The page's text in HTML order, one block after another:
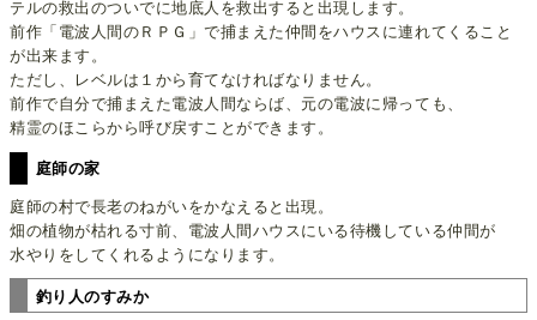
テルの救出のついでに地底人を救出すると出現します。
前作「電波人間のＲＰＧ」で捕まえた仲間をハウスに連れてくること
が出来ます。
ただし、レベルは１から育てなければなりません。
前作で自分で捕まえた電波人間ならば、元の電波に帰っても、
精霊のほこらから呼び戻すことができます。
庭師の家
庭師の村で長老のねがいをかなえると出現。
畑の植物が枯れる寸前、電波人間ハウスにいる待機している仲間が
水やりをしてくれるようになります。
釣り人のすみか